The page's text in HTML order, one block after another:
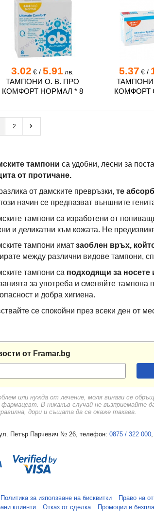
3.02 € /5.91 лв.
ТАМПОНИ О. В. ПРО
КОМФОРТ НОРМАЛ * 8
5.37 €/
ТАМПОНИ
КОМФОРТ
2
тампони са удобни, лесни за
от протичане.
от дамските превръзки,те
начин се предпазват външните
тампони са изработени от
и деликатни към кожата. Не
тампони иматзаоблен връх,
между различни видове тампони,
тампони са подходящи за носете
за употреба и сменяйте тампона
и добра хигиена.
се спокойни през всеки ден от
от Framar.bg
или нужда от лечение, моля винаги се
фармацевт. В никакъв случай не възприемайте
дори и същата да се окаже такава.
Петър Парчевич № 26, телефон: 0875 / 322 000
Политика за използване на бисквитки Право на
клиенти Отказ от сделка
Промоции и